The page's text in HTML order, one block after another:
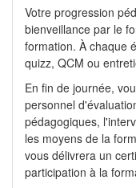
Votre progression
bienveillance par le
formation. À chaque
quizz, QCM ou
En fin de journée,
personnel
pédagogiques,
les moyens de la
vous délivrera un
participation à la